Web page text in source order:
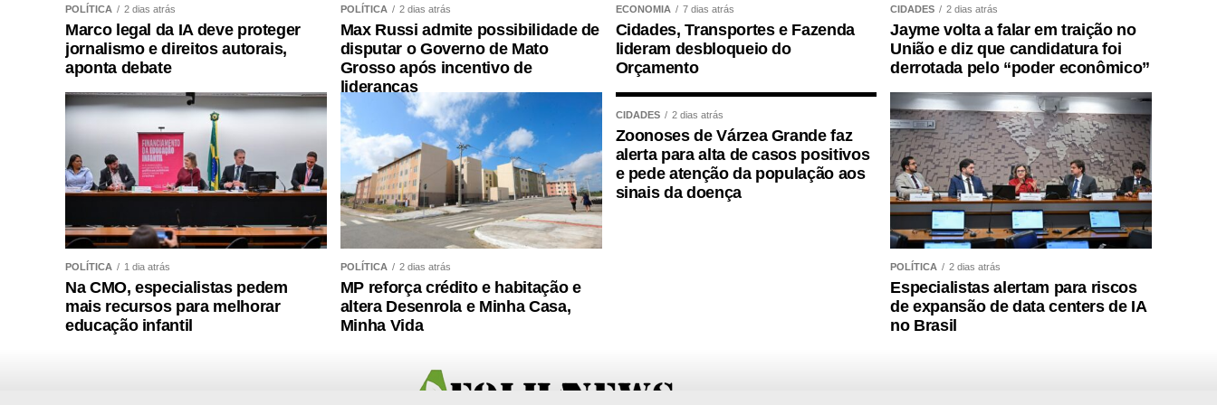
declarou o presidente da instituição.
Ao final do encontro, Juca reforçou a importância da valorização do serviço público por meio
de concursos realizados com responsabilidade, transparência e igualdade de oportunidades
para todos os candidatos.
COMENTE ABAIXO:
WhatsApp
Facebook
Twitter
Messenger
LinkedIn
Share
POLÍTICA 2 dias atrás
Marco legal da IA deve proteger
jornalismo e direitos autorais,
aponta debate
POLÍTICA 2 dias atrás
Max Russi admite possibilidade de
disputar o Governo de Mato
Grosso após incentivo de
lideranças
ECONOMIA 7 dias atrás
Cidades, Transportes e Fazenda
lideram desbloqueio do
Orçamento
CIDADES 2 dias atrás
Jayme volta a falar em traição no
União e diz que candidatura foi
derrotada pelo “poder econômico”
POLÍTICA 1 dia atrás
Na CMO, especialistas pedem
mais recursos para melhorar
educação infantil
POLÍTICA 2 dias atrás
MP reforça crédito e habitação e
altera Desenrola e Minha Casa,
Minha Vida
CIDADES 2 dias atrás
Zoonoses de Várzea Grande faz
alerta para alta de casos positivos
e pede atenção da população aos
sinais da doença
POLÍTICA 2 dias atrás
Especialistas alertam para riscos
de expansão de data centers de IA
no Brasil